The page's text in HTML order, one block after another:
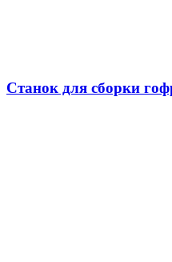
Станок для сборки